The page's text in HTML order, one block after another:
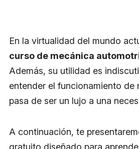
En la virtualidad del mundo
curso de mecánica
Además, su utilidad es
entender el funcionamiento de
pasa de ser un lujo a una
A continuación, te
gratuito diseñado para